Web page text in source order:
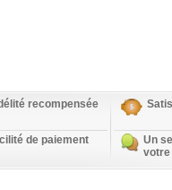
recompensée
de paiement
Un
votre